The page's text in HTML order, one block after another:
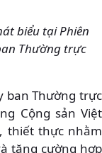
biểu tại Phiên
Thường trực
ban Thường trực
Cộng sản Việt
thiết thực nhằm
tăng cường hợp